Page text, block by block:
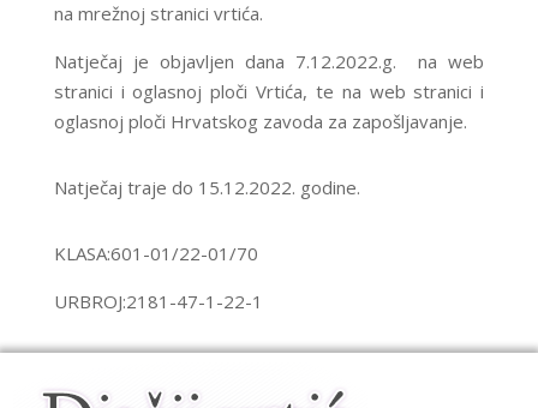
na mrežnoj stranici vrtića.
Natječaj je objavljen dana 7.12.2022.g. na web
stranici i oglasnoj ploči Vrtića, te na web stranici i
oglasnoj ploči Hrvatskog zavoda za zapošljavanje.
Natječaj traje do 15.12.2022. godine.
KLASA:601-01/22-01/70
URBROJ:2181-47-1-22-1